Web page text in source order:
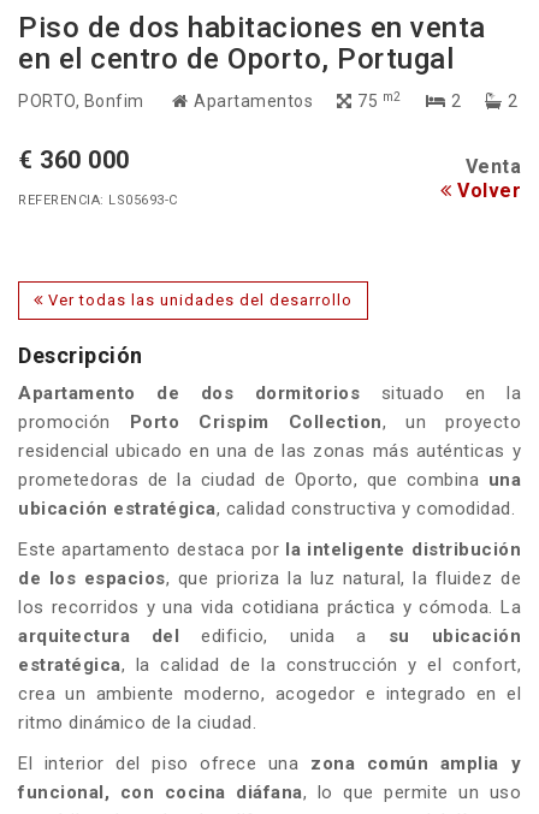
Piso de dos habitaciones en venta
en el centro de Oporto, Portugal
PORTO, Bonfim Apartamentos 75 m2 2 2
€ 360 000 Venta
REFERENCIA: LS05693-C Volver
Ver todas las unidades del desarrollo
Descripción
Apartamento de dos dormitorios situado en la
promoción
Porto Crispim Collection, un proyecto
residencial ubicado en una de las zonas más auténticas y
prometedoras de la ciudad de Oporto, que combina una
ubicación estratégica, calidad constructiva y comodidad.
Este apartamento destaca por la inteligente distribución
de los espacios, que prioriza la luz natural, la fluidez de
los recorridos y una vida cotidiana práctica y cómoda. La
arquitectura deledificio, unida a su ubicación
estratégica, la calidad de la construcción y el confort,
crea un ambiente moderno, acogedor e integrado en el
ritmo dinámico de la ciudad.
El interior del piso ofrece una zona común amplia y
funcional, con cocina diáfana, lo que permite un uso